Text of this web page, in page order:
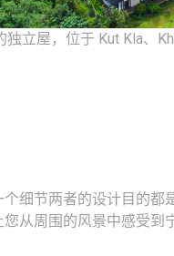
立屋，位于 Kut Kla、
细节两者的设计目的
从周围的风景中感受到